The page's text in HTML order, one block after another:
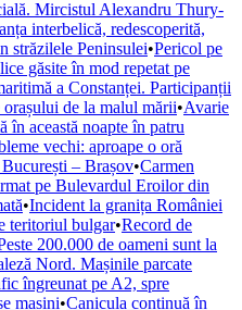
Mircistul Alexandru Thury-
interbelică, redescoperită,
străzilele Peninsulei•Pericol pe
găsite în mod repetat pe
a Constanței. Participanții
de la malul mării•Avarie
această noapte în patru
vechi: aproape o oră
– Brașov•Carmen
pe Bulevardul Eroilor din
•Incident la granița României
teritoriul bulgar•Record de
200.000 de oameni sunt la
Nord. Mașinile parcate
îngreunat pe A2, spre
mașini•Canicula continuă în